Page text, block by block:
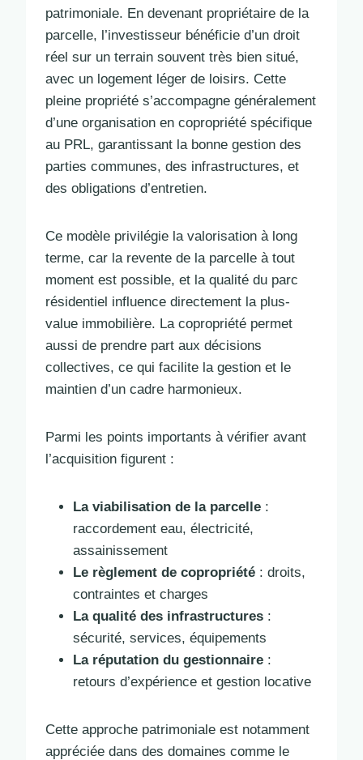
patrimoniale. En devenant propriétaire de la
parcelle, l’investisseur bénéficie d’un droit
réel sur un terrain souvent très bien situé,
avec un logement léger de loisirs. Cette
pleine propriété s’accompagne généralement
d’une organisation en copropriété spécifique
au PRL, garantissant la bonne gestion des
parties communes, des infrastructures, et
des obligations d’entretien.
Ce modèle privilégie la valorisation à long
terme, car la revente de la parcelle à tout
moment est possible, et la qualité du parc
résidentiel influence directement la plus-
value immobilière. La copropriété permet
aussi de prendre part aux décisions
collectives, ce qui facilite la gestion et le
maintien d’un cadre harmonieux.
Parmi les points importants à vérifier avant
l’acquisition figurent :
La viabilisation de la parcelle :
raccordement eau, électricité,
assainissement
Le règlement de copropriété : droits,
contraintes et charges
La qualité des infrastructures :
sécurité, services, équipements
La réputation du gestionnaire :
retours d’expérience et gestion locative
Cette approche patrimoniale est notamment
appréciée dans des domaines comme le